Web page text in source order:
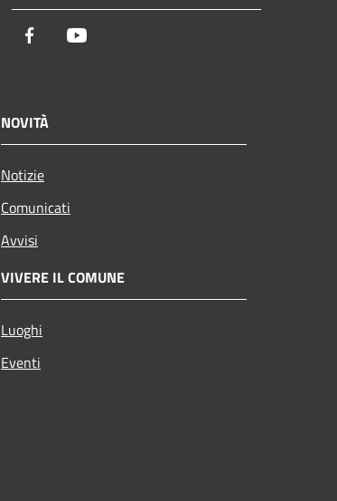
Facebook
NOVITÀ
Notizie
Comunicati
Avvisi
VIVERE IL COMUNE
Luoghi
Eventi